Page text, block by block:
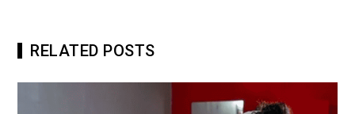
RELATED POSTS